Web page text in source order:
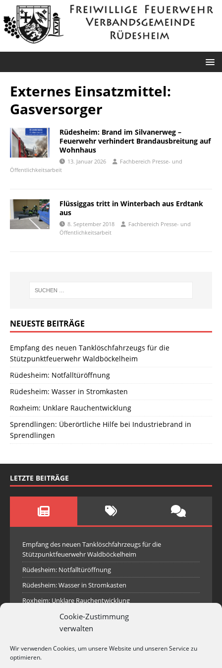
Cookie-Zustimmung
verwalten
Wir verwenden Cookies, um unsere Website und unseren Service zu
optimieren.
Externes Einsatzmittel:
Gasversorger
Rüdesheim: Brand im Silvanerweg –
Feuerwehr verhindert Brandausbreitung auf
Wohnhaus
13. Januar 2026
Fachbereich Presse- und
Öffentlichkeitsarbeit
Flüssiggas tritt in Winterbach aus Erdtank
aus
8. September 2018
Fachbereich Presse- und
Öffentlichkeitsarbeit
NEUESTE BEITRÄGE
Empfang des neuen Tanklöschfahrzeugs für die
Stützpunktfeuerwehr Waldböckelheim
Rüdesheim: Notfalltüröffnung
Rüdesheim: Wasser in Stromkasten
Roxheim: Unklare Rauchentwicklung
Sprendlingen: Überörtliche Hilfe bei Industriebrand in
Sprendlingen
LETZTE BEITRÄGE
Empfang des neuen Tanklöschfahrzeugs für die
Stützpunktfeuerwehr Waldböckelheim
Rüdesheim: Notfalltüröffnung
Rüdesheim: Wasser in Stromkasten
Roxheim: Unklare Rauchentwicklung
Sprendlingen: Überörtliche Hilfe bei Industriebrand in
Sprendlingen
Rüdesheim: Aufgerissener Dieseltank